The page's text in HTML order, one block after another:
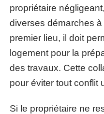
propriétaire
diverses démarches
premier lieu, il doit
logement pour la
des travaux. Cette
pour éviter tout conflit
Si le propriétaire ne